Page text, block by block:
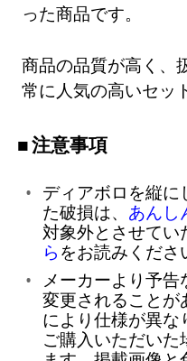
った商品です。
商品の品質が高く、
常に人気の高いセッ
注意事項
ディアボロを縦に
た破損は、 あんし
対象外とさせてい
ら をお読みくださ
メーカーより予
変更されることが
により仕様が異な
ご購入いただいた